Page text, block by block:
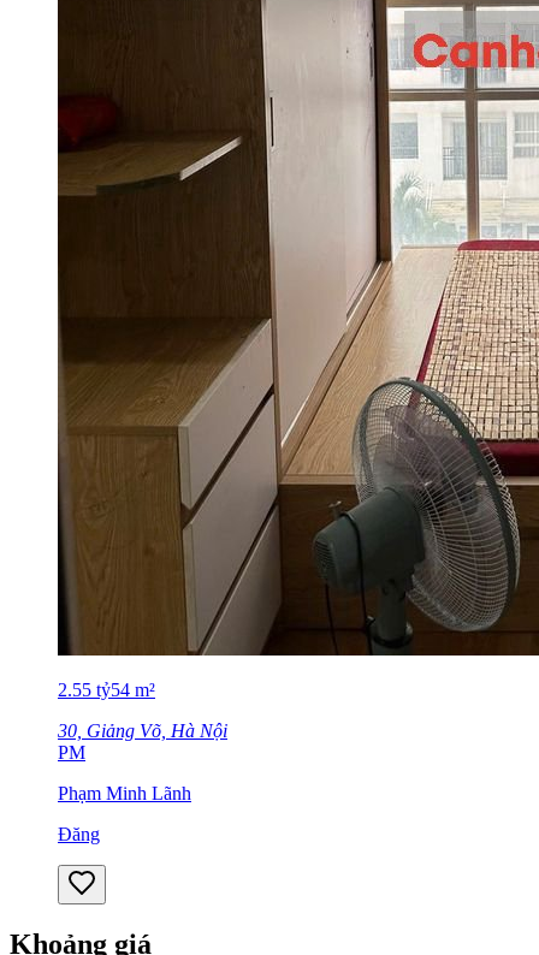
2.55 tỷ54 m²
30, Giảng Võ, Hà Nội
PM
Phạm Minh Lãnh
Đăng
Khoảng giá